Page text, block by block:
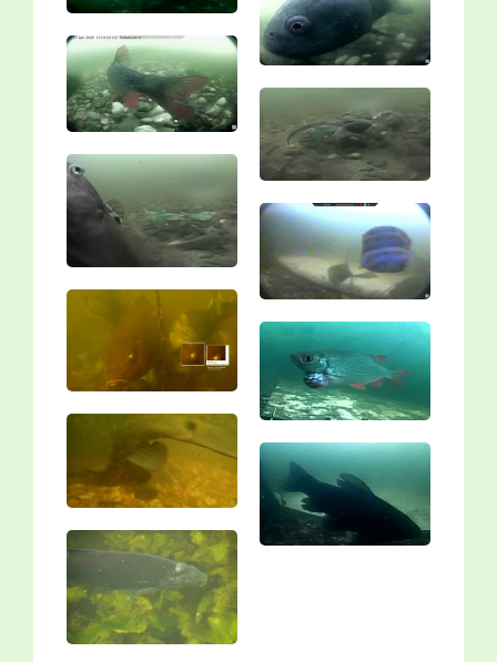
Vergroting
Vergroting
Vergroting
Vergroting
Vergroting
Vergroting
Vergroting
Vergroting
Vergroting
Vergroting